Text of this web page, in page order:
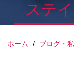
ステ
ホーム / ブログ・